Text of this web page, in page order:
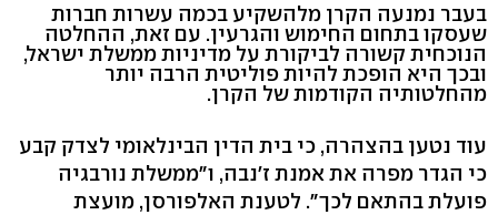
בעבר נמנעה הקרן מלהשקיע בכמה עשרות חברות
שעסקו בתחום החימוש והגרעין. עם זאת, ההחלטה
הנוכחית קשורה לביקורת על מדיניות ממשלת ישראל,
ובכך היא הופכת להיות פוליטית הרבה יותר
מהחלטותיה הקודמות של הקרן.
עוד נטען בהצהרה, כי בית הדין הבינלאומי לצדק קבע
כי הגדר מפרה את אמנת ז'נבה, ו"ממשלת נורבגיה
פועלת בהתאם לכך". לטענת האלפורסן, מועצת